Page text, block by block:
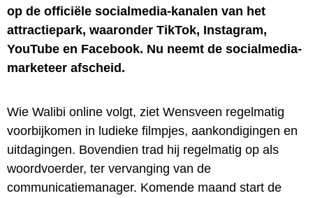
op de officiële socialmedia-kanalen van het
attractiepark, waaronder TikTok, Instagram,
YouTube en Facebook. Nu neemt de socialmedia-
marketeer afscheid.
Wie Walibi online volgt, ziet Wensveen regelmatig
voorbijkomen in ludieke filmpjes, aankondigingen en
uitdagingen. Bovendien trad hij regelmatig op als
woordvoerder, ter vervanging van de
communicatiemanager. Komende maand start de